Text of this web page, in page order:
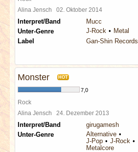
Alina Jensch 02. Oktober 2014
Interpret/Band
Mucc
Unter-Genre
J-Rock
Metal
Label
Gan-Shin Records
Monster HOT
7,0
Rock
Alina Jensch 24. Dezember 2013
Interpret/Band
girugamesh
Unter-Genre
Alternative
J-Pop
J-Rock
Metalcore